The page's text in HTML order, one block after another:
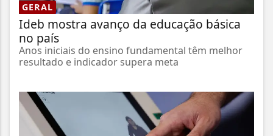
GERAL
Ideb mostra avanço da educação básica
no país
Anos iniciais do ensino fundamental têm melhor
resultado e indicador supera meta